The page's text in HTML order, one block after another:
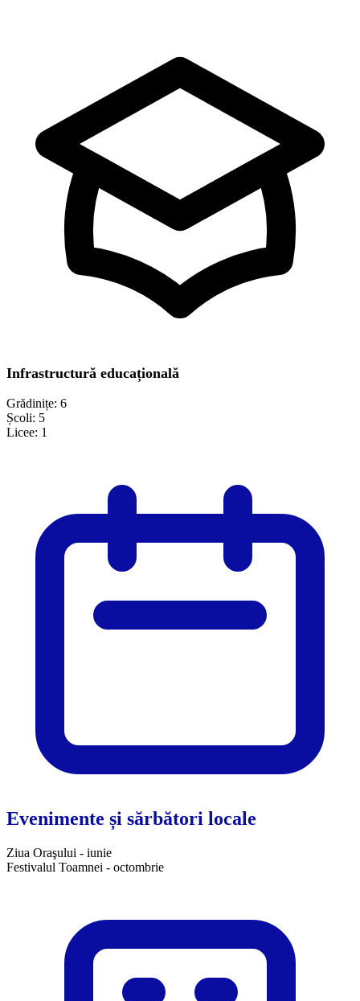
Infrastructură educațională
Grădinițe: 6
Școli: 5
Licee: 1
Evenimente și sărbători locale
Ziua Oraşului - iunie
Festivalul Toamnei - octombrie